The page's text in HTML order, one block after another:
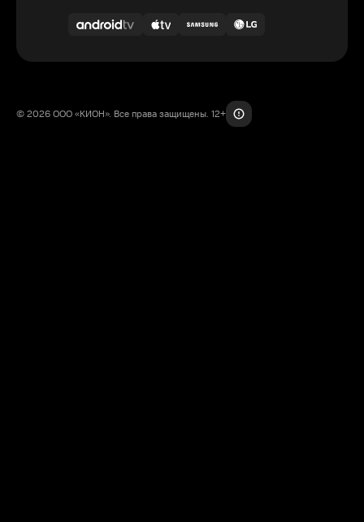
© 2026 ООО «КИОН». Все права защищены. 12+